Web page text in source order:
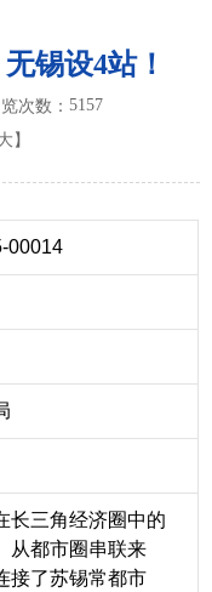
锡设4站！
次数：5157
】
00014
长三角经济圈中的
从都市圈串联来
接了苏锡常都市